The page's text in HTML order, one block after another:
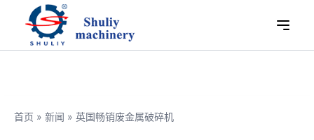
首页 » 新闻 » 英国畅销废金属破碎机